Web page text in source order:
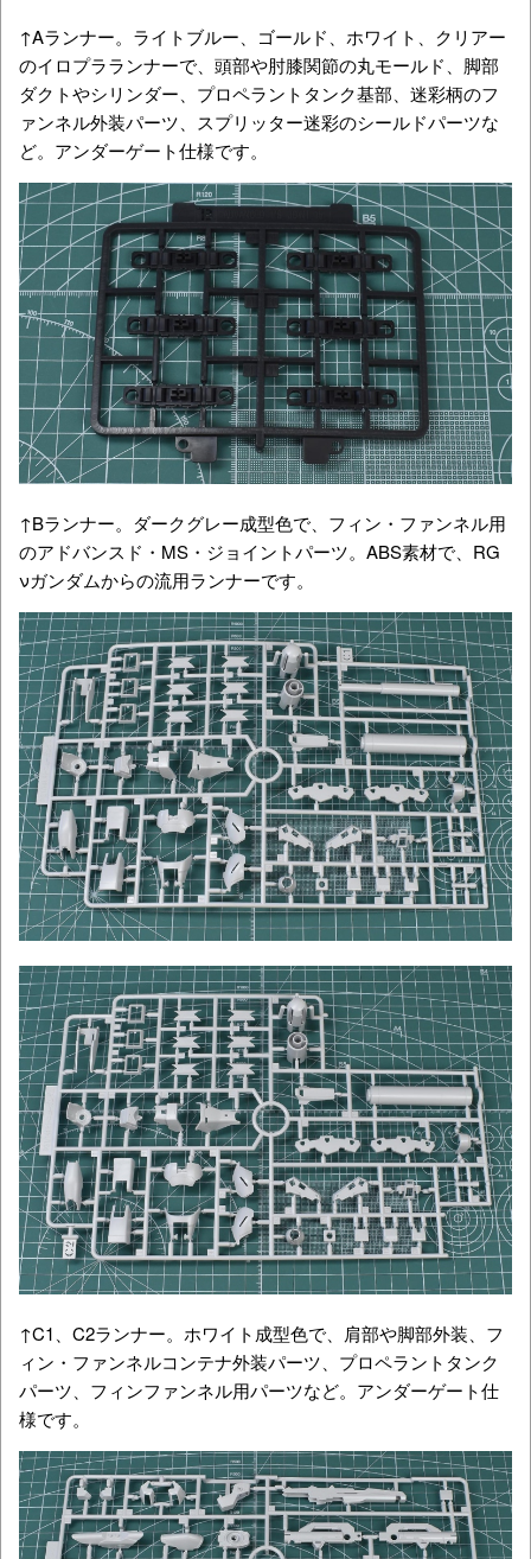
↑Aランナー。ライトブルー、ゴールド、ホワイト、クリアー
のイロプラランナーで、頭部や肘膝関節の丸モールド、脚部
ダクトやシリンダー、プロペラントタンク基部、迷彩柄のフ
ァンネル外装パーツ、スプリッター迷彩のシールドパーツな
ど。アンダーゲート仕様です。
↑Bランナー。ダークグレー成型色で、フィン・ファンネル用
のアドバンスド・MS・ジョイントパーツ。ABS素材で、RG
νガンダムからの流用ランナーです。
↑C1、C2ランナー。ホワイト成型色で、肩部や脚部外装、フ
ィン・ファンネルコンテナ外装パーツ、プロペラントタンク
パーツ、フィンファンネル用パーツなど。アンダーゲート仕
様です。